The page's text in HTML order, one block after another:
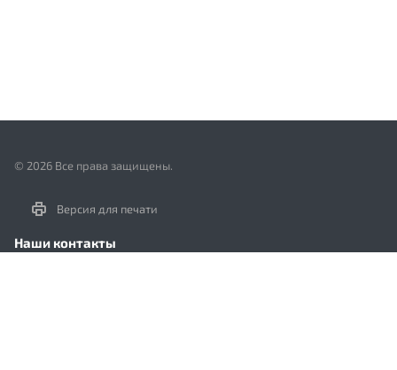
© 2026 Все права защищены.
Версия для печати
Наши контакты